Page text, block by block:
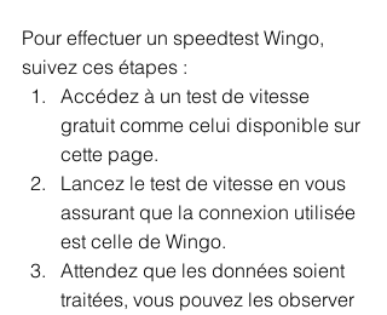
Pour effectuer un speedtest Wingo,
suivez ces étapes :
Accédez à un test de vitesse
gratuit comme celui disponible sur
cette page.
Lancez le test de vitesse en vous
assurant que la connexion utilisée
est celle de Wingo.
Attendez que les données soient
traitées, vous pouvez les observer